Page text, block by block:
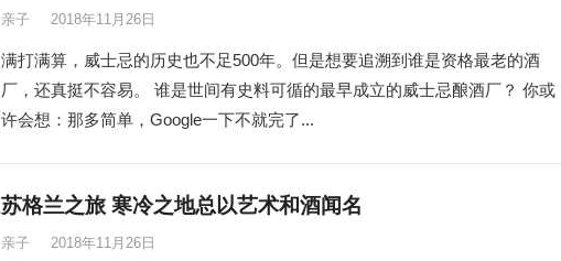
亲子 2018年11月26日
满打满算，威士忌的历史也不足500年。但是想要追溯到谁是资格最老的酒
厂，还真挺不容易。 谁是世间有史料可循的最早成立的威士忌酿酒厂？ 你或
许会想：那多简单，Google一下不就完了...
苏格兰之旅 寒冷之地总以艺术和酒闻名
亲子 2018年11月26日